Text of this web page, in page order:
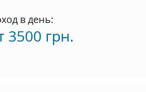
в день:
3500 грн.